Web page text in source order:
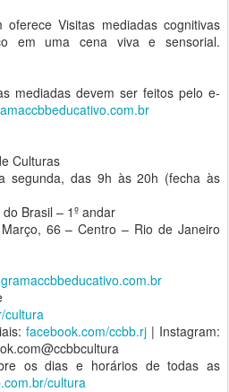
oferece Visitas mediadas cognitivas
em uma cena viva e sensorial.
mediadas devem ser feitos pelo e-
Culturas
segunda, das 9h às 20h (fecha às
Brasil – 1º andar
66 – Centro – Rio de Janeiro
cultura
facebook.com/ccbb.rj| Instagram:
os dias e horários de todas as
cultura